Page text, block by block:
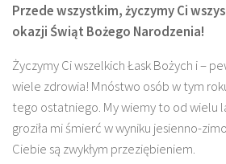
Przede wszystkim, życzymy Ci
okazji Świąt Bożego Narodzenia!
Życzymy Ci wszelkich Łask Bożych i –
wiele zdrowia! Mnóstwo osób w tym
tego ostatniego. My wiemy to od wielu
groziła mi śmierć w wyniku jesienno-
Ciebie są zwykłym przeziębieniem.